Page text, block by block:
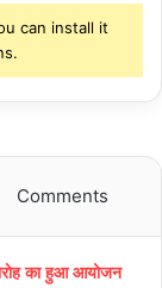
can install it
Comments
का हुआ आयोजन